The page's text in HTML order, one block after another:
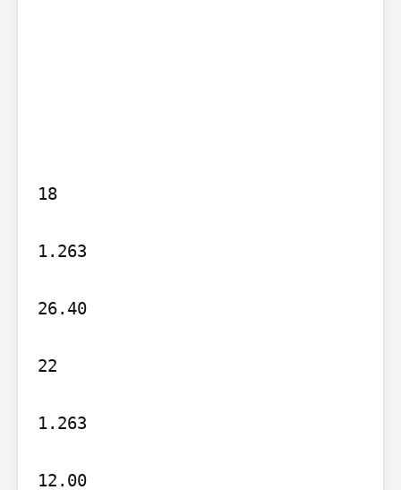
18
1.263
26.40
22
1.263
12.00